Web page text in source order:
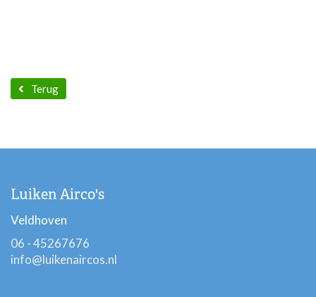
Terug
Luiken Airco's
Veldhoven
06 - 45267676
info@luikenaircos.nl